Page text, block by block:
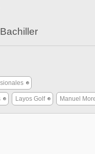
Layos Golf Manuel